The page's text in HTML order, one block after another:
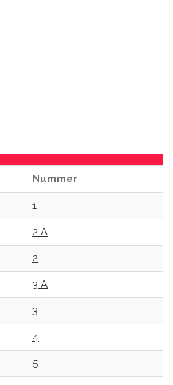
Nummer
1
2 A
2
3 A
3
4
5